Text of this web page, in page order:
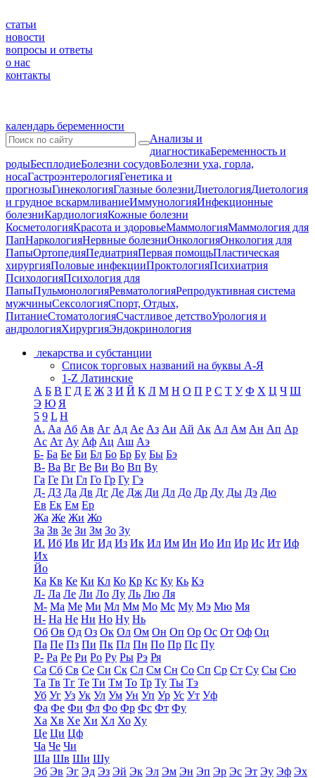
статьи
новости
вопросы и ответы
о нас
контакты
календарь беременности
Анализы и
диагностикаБеременность и
родыБесплодиеБолезни сосудовБолезни уха, горла,
носаГастроэнтерологияГенетика и
прогнозыГинекологияГлазные болезниДиетологияДиетология
и грудное вскармливаниеИммунологияИнфекционные
болезниКардиологияКожные болезни
КосметологияКрасота и здоровьеМаммологияМаммология для
ПапНаркологияНервные болезниОнкологияОнкология для
ПапыОртопедияПедиатрияПервая помощьПластическая
хирургияПоловые инфекцииПроктологияПсихиатрия
ПсихологияПсихология для
ПапыПульмонологияРевматологияРепродуктивная система
мужчиныСексологияСпорт, Отдых,
ПитаниеСтоматологияСчастливое детствоУрология и
андрологияХирургияЭндокринология
лекарства и субстанции
Список торговых названий на буквы А-Я
1-Z Латинские
А Б В Г Д Е Ж З И Й К Л М Н О П Р С Т У Ф Х Ц Ч Ш
Э Ю Я
5 9 L H
А. Аа Аб Ав Аг Ад Ае Аз Аи Ай Ак Ал Ам Ан Ап Ар
Ас Ат Ау Аф Ац Аш Аэ
Б- Ба Бе Би Бл Бо Бр Бу Бы Бэ
В- Ва Вг Ве Ви Во Вп Ву
Га Ге Ги Гл Го Гр Гу Гэ
Д- Д3 Да Дв Дг Де Дж Ди Дл До Др Ду Ды Дэ Дю
Ев Ек Ем Ер
Жа Же Жи Жо
За Зв Зе Зи Зм Зо Зу
И. Иб Ив Иг Ид Из Ик Ил Им Ин Ио Ип Ир Ис Ит Иф
Их
Йо
Ка Кв Ке Ки Кл Ко Кр Кс Ку Кь Кэ
Л- Ла Ле Ли Ло Лу Ль Лю Ля
М- Ма Ме Ми Мл Мм Мо Мс Му Мэ Мю Мя
Н- На Не Ни Но Ну Нь
Об Ов Од Оз Ок Ол Ом Он Оп Ор Ос От Оф Оц
Па Пе Пз Пи Пк Пл Пн По Пр Пс Пу
Р- Ра Ре Ри Ро Ру Ры Рэ Ря
Са Сб Св Се Си Ск Сл См Сн Со Сп Ср Ст Су Сы Сю
Та Тв Тг Те Ти Тм То Тр Ту Ты Тэ
Уб Уг Уз Ук Ул Ум Ун Уп Ур Ус Ут Уф
Фа Фе Фи Фл Фо Фр Фс Фт Фу
Ха Хв Хе Хи Хл Хо Ху
Це Ци Цф
Ча Че Чи
Ша Шв Ши Шу
Эб Эв Эг Эд Эз Эй Эк Эл Эм Эн Эп Эр Эс Эт Эу Эф Эх